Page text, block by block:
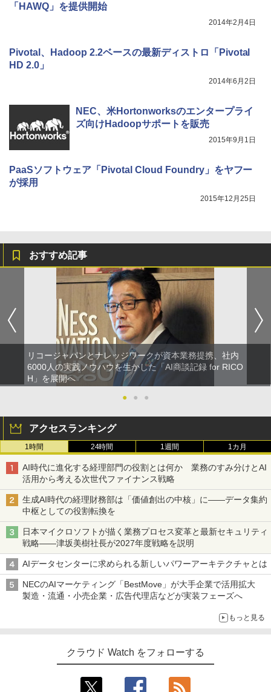
「HAWQ」を提供開始
2014年2月4日
Pivotal、Hadoop 2.2ベースの最新ディストロ「Pivotal
HD 2.0」
2014年6月2日
NEC、米Hortonworksのエンタープライ
ズ向けHadoopサポートを販売
2015年9月1日
PaaSソフトウェア「Pivotal Cloud Foundry」をヤフー
が採用
2015年12月25日
おすすめ記事
リコージャパンとナレッジワークが資本業務提携、社内
6000人の実践ノウハウを生かした「AI商談記録 for RICO
H」を展開へ
●
● ●
アクセスランキング
1時間 24時間 1週間 1カ月
AI時代に進化する経理部門の役割とは何か 業務のすみ分けとAI
活用から考える次世代ファイナンス戦略
生成AI時代の経理財務部は「価値創出の中核」に――データ集約
中枢としての役割転換を
日本マイクロソフトが描く業務プロセス変革と最新セキュリティ
戦略――津坂美樹社長が2027年度戦略を説明
AIデータセンターに求められる新しいパワーアーキテクチャとは
NECのAIマーケティング「BestMove」が大手企業で活用拡大
製造・流通・小売企業・広告代理店などが実装フェーズへ
もっと見る
クラウド Watch をフォローする